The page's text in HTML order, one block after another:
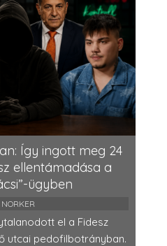
Így ingott meg 24
ellentámadása a
ügyben
NORKER
el a Fidesz
utcai pedofilbotrányban.